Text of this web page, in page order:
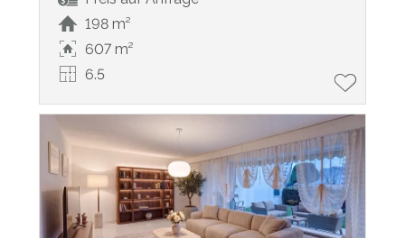
198 m²
607 m²
6.5